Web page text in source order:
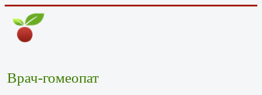
Врач-гомеопат